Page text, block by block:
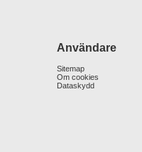
Användare
Sitemap
Om cookies
Dataskydd